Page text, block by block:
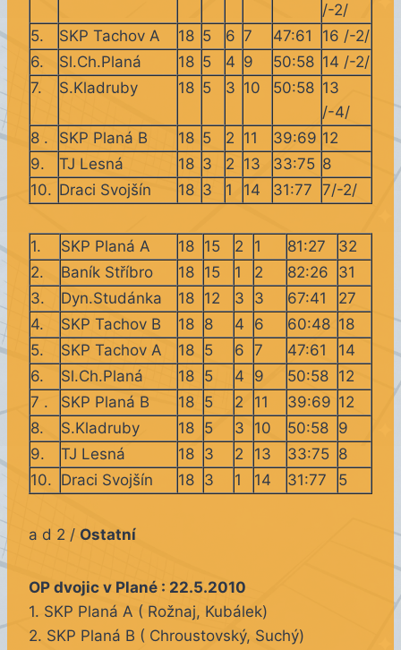
/-2/
5.
SKP Tachov A 18 5 6 7 47:61
16 /-2/
6.
Sl.Ch.Planá 18 5 4 9 50:58 14 /-2/
7.
S.Kladruby 18 5 3 10 50:58 13
/-4/
8 .
SKP Planá B 18 5 2 11 39:69 12
9.
TJ Lesná 18 3 2 13 33:75 8
10. Draci Svojšín 18 3 1 14 31:77 7/-2/
1. SKP Planá A 18 15 2 1 81:27
32
2.
Baník Stříbro 18 15 1 2 82:26
31
3.
Dyn.Studánka 18 12 3 3 67:41
27
4.
SKP Tachov B 18 8 4 6 60:48 18
5.
SKP Tachov A 18 5 6 7 47:61
14
6.
Sl.Ch.Planá 18 5 4 9 50:58 12
7 .
SKP Planá B 18 5 2 11 39:69 12
8.
S.Kladruby 18 5 3 10 50:58 9
9.
TJ Lesná 18 3 2 13 33:75 8
10. Draci Svojšín 18 3 1 14 31:77 5
a d 2 / Ostatní
OP dvojic v Plané : 22.5.2010
1. SKP Planá A ( Rožnaj, Kubálek)
2. SKP Planá B ( Chroustovský, Suchý)